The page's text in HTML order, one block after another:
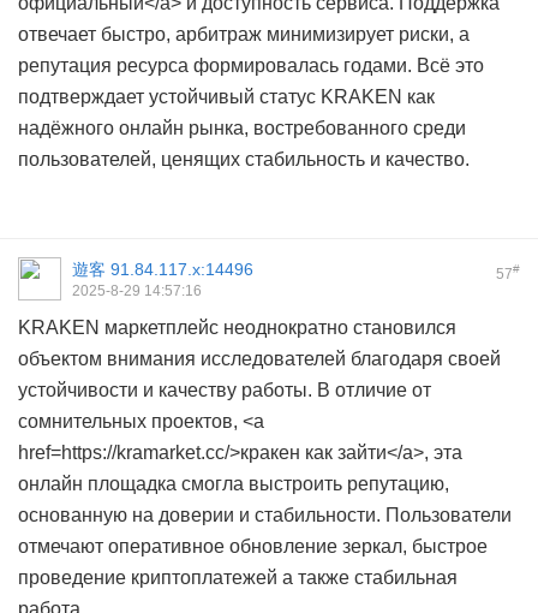
отвечает быстро, арбитраж минимизирует риски, а
репутация ресурса формировалась годами. Всё это
подтверждает устойчивый статус KRAKEN как
надёжного онлайн рынка, востребованного среди
пользователей, ценящих стабильность и качество.
57#
遊客 91.84.117.x:14496
2025-8-29 14:57:16
KRAKEN маркетплейс неоднократно становился
объектом внимания исследователей благодаря своей
устойчивости и качеству работы. В отличие от
сомнительных проектов, <a
href=https://kramarket.cc/>кракен как зайти</a>, эта
онлайн площадка смогла выстроить репутацию,
основанную на доверии и стабильности. Пользователи
отмечают оперативное обновление зеркал, быстрое
проведение криптоплатежей а также стабильная
работа